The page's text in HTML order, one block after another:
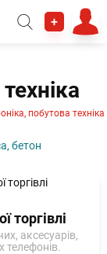
+
побутова техніка
торгівлі
аксесуарів,
телефонів.